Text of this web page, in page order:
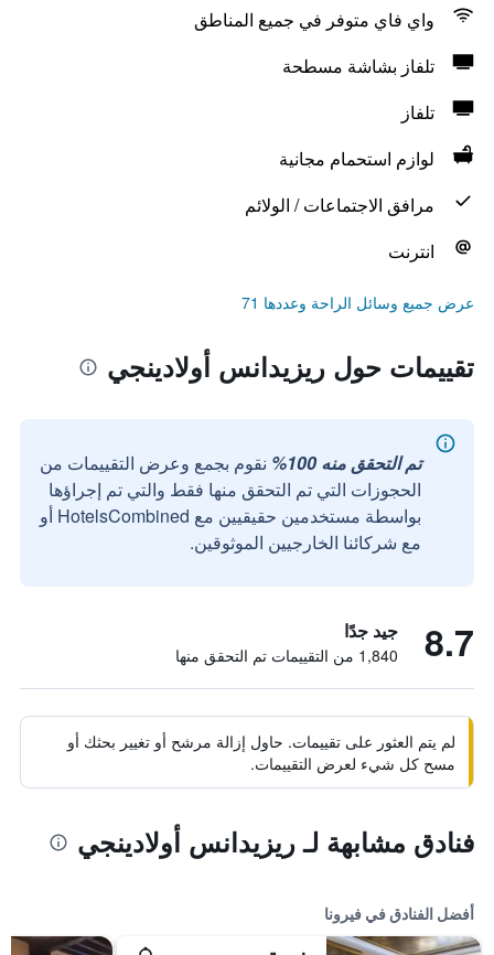
واي فاي متوفر في جميع المناطق
تلفاز بشاشة مسطحة
تلفاز
لوازم استحمام مجانية
مرافق الاجتماعات / الولائم
انترنت
عرض جميع وسائل الراحة وعددها 71
تقييمات حول ريزيدانس أولادينجي
تم التحقق منه 100%
نقوم بجمع وعرض التقييمات من
الحجوزات التي تم التحقق منها فقط والتي تم إجراؤها
بواسطة مستخدمين حقيقيين مع HotelsCombined أو
مع شركائنا الخارجيين الموثوقين.
8.7 جيد جدًا
1,840 من التقييمات تم التحقق منها
لم يتم العثور على تقييمات. حاول إزالة مرشح أو تغيير بحثك أو
مسح كل شيء لعرض التقييمات.
فنادق مشابهة لـ ريزيدانس أولادينجي
أفضل الفنادق في فيرونا